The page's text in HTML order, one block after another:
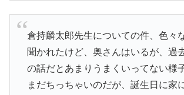
倉持麟太郎先生についての件、色々
聞かれたけど、奥さんはいるが、過
の話だとあまりうまくいってない様
まだちっちゃいのだが、誕生日に家